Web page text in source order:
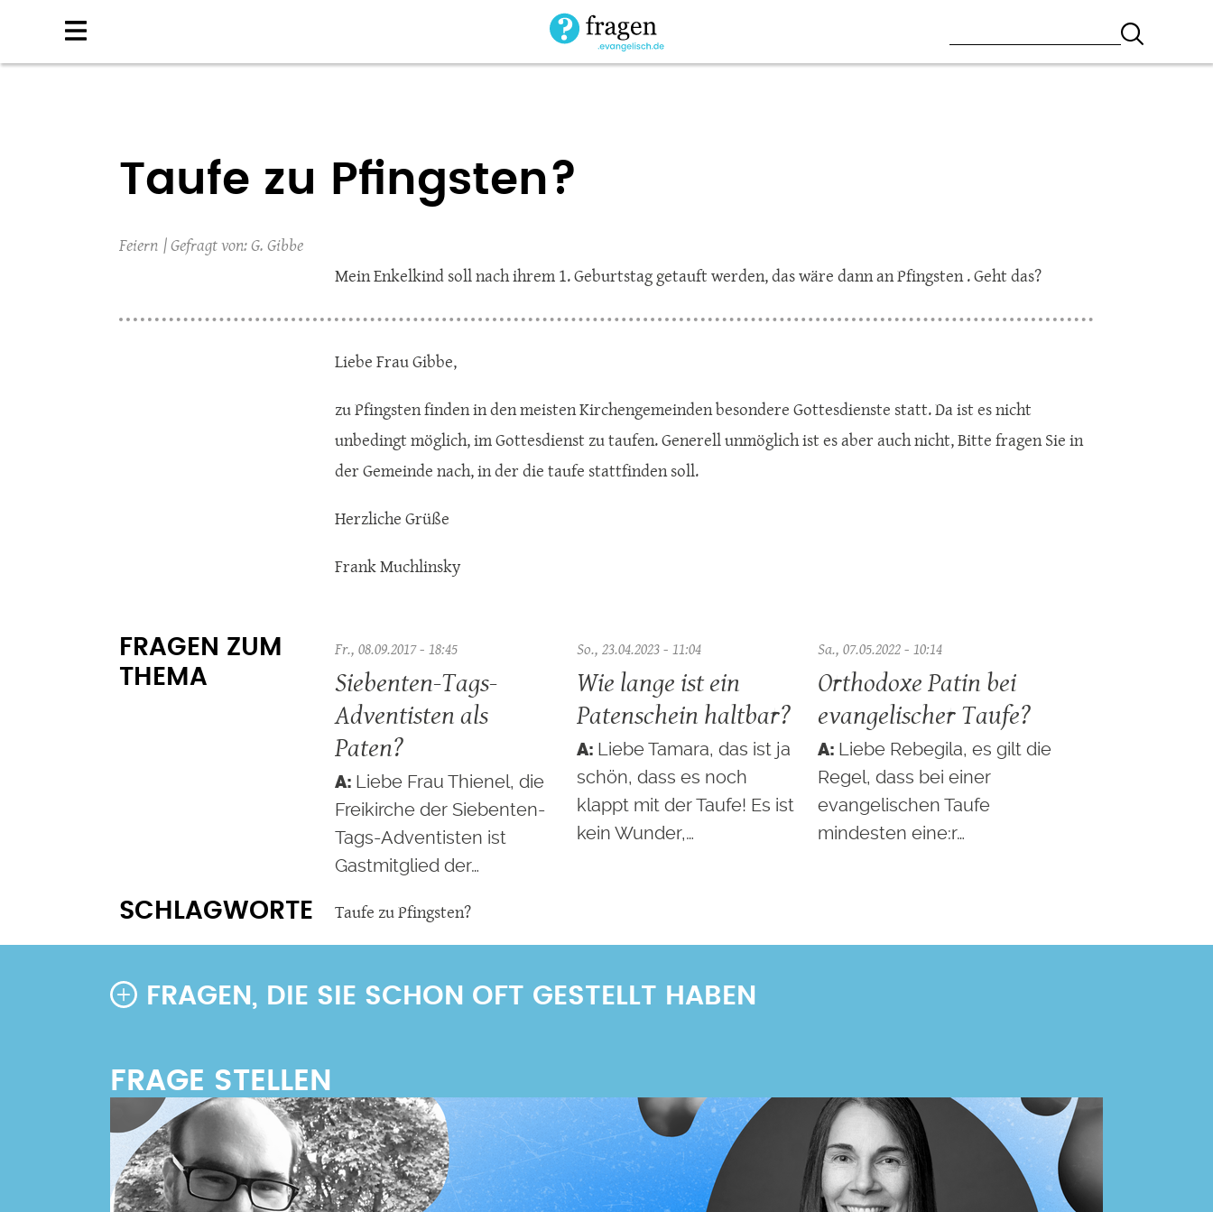
Taufe zu Pfingsten?
Feiern
G. Gibbe
Mein Enkelkind soll nach ihrem 1. Geburtstag getauft werden, das wäre dann an Pfingsten . Geht das?
Liebe Frau Gibbe,
zu Pfingsten finden in den meisten Kirchengemeinden besondere Gottesdienste statt. Da ist es nicht
unbedingt möglich, im Gottesdienst zu taufen. Generell unmöglich ist es aber auch nicht, Bitte fragen Sie in
der Gemeinde nach, in der die taufe stattfinden soll.
Herzliche Grüße
Frank Muchlinsky
FRAGEN ZUM
THEMA
Fr., 08.09.2017 - 18:45
Siebenten-Tags-
Adventisten als
Paten?
Liebe Frau Thienel, die
Freikirche der Siebenten-
Tags-Adventisten ist
Gastmitglied der…
So., 23.04.2023 - 11:04
Wie lange ist ein
Patenschein haltbar?
Liebe Tamara, das ist ja
schön, dass es noch
klappt mit der Taufe! Es ist
kein Wunder,…
Sa., 07.05.2022 - 10:14
Orthodoxe Patin bei
evangelischer Taufe?
Liebe Rebegila, es gilt die
Regel, dass bei einer
evangelischen Taufe
mindesten eine:r…
SCHLAGWORTE Taufe zu Pfingsten?
FRAGEN, DIE SIE SCHON OFT GESTELLT HABEN